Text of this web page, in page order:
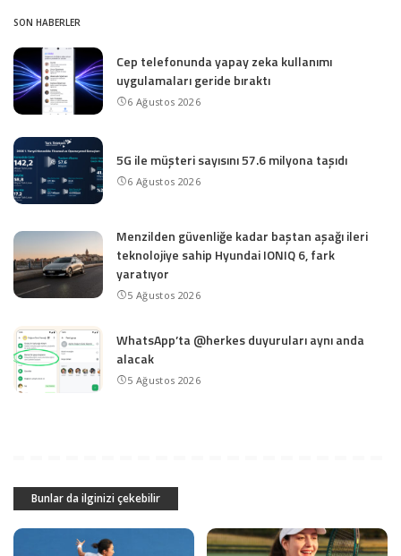
SON HABERLER
Cep telefonunda yapay zeka kullanımı
uygulamaları geride bıraktı
6 Ağustos 2026
5G ile müşteri sayısını 57.6 milyona taşıdı
6 Ağustos 2026
Menzilden güvenliğe kadar baştan aşağı ileri
teknolojiye sahip Hyundai IONIQ 6, fark
yaratıyor
5 Ağustos 2026
WhatsApp’ta @herkes duyuruları aynı anda
alacak
5 Ağustos 2026
Bunlar da ilginizi çekebilir